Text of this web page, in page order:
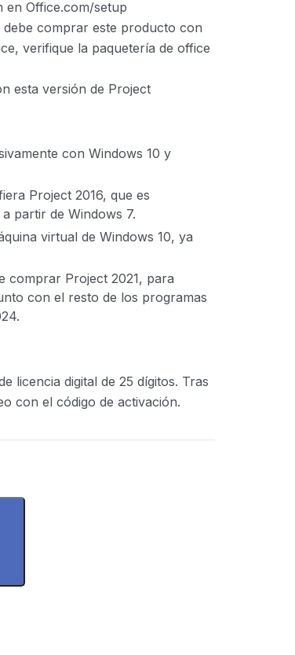
en Office.com/setup
comprar este producto con
verifique la paquetería de office
esta versión de Project
con Windows 10 y
Project 2016, que es
partir de Windows 7.
virtual de Windows 10, ya
comprar Project 2021, para
con el resto de los programas
licencia digital de 25 dígitos. Tras
con el código de activación.